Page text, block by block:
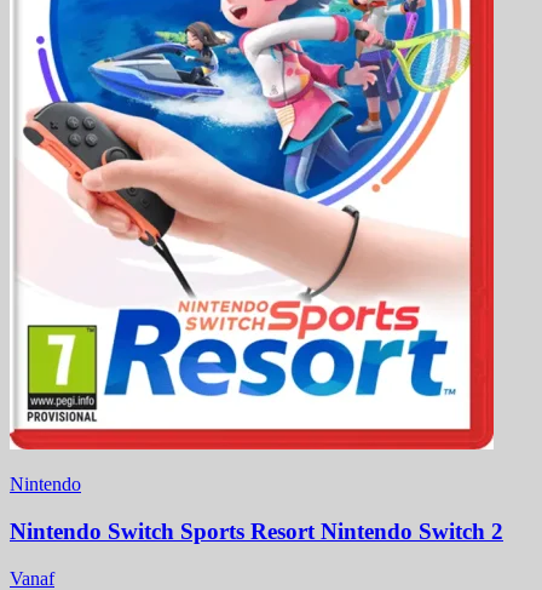
Nintendo
Nintendo Switch Sports Resort Nintendo Switch 2
Vanaf